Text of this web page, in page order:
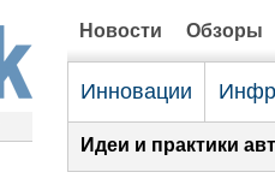
Новости Обзоры
Инновации
Идеи и практики